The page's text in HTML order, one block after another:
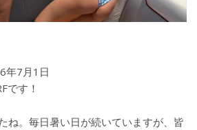
年7月1日
です！
ね。毎日暑い日が続いていますが、皆